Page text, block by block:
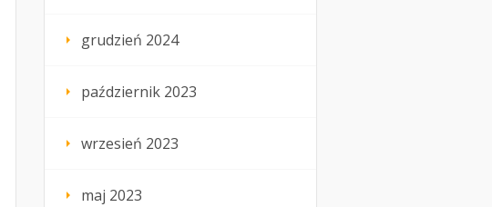
grudzień 2024
październik 2023
wrzesień 2023
maj 2023